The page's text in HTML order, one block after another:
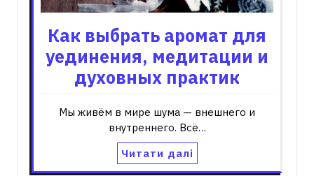
Как выбрать аромат для
уединения, медитации и
духовных практик
Мы живём в мире шума — внешнего и
внутреннего. Всё…
Читати далі